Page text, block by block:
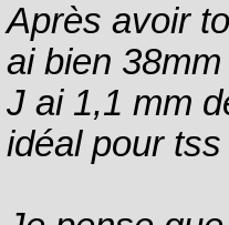
Après avoir
ai bien
J ai 1,1 mm
idéal pour